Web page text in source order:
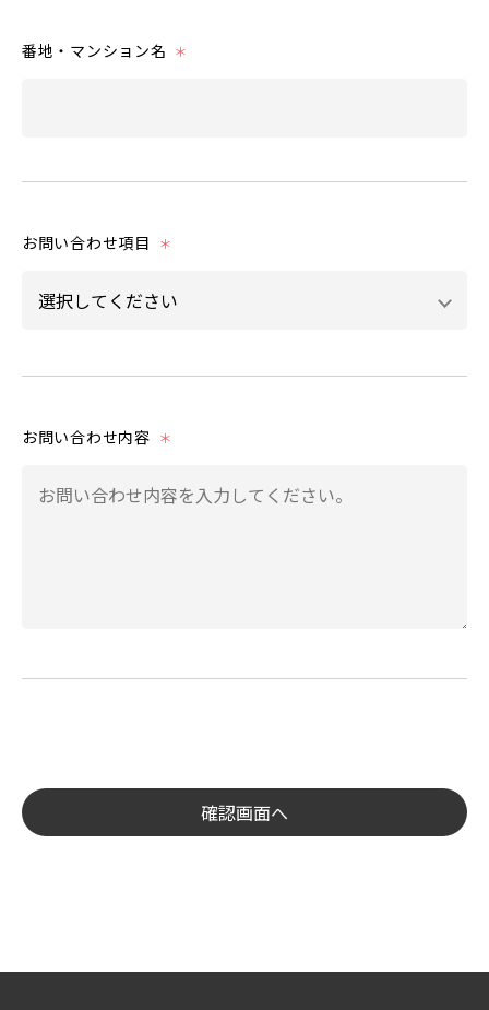
番地・マンション名 ＊
お問い合わせ項目 ＊
お問い合わせ内容 ＊